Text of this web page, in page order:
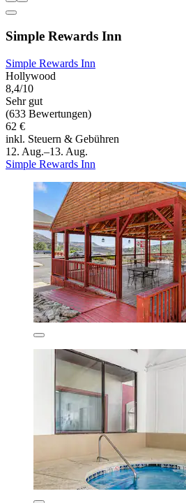
Simple Rewards Inn
Simple Rewards Inn
Hollywood
8,4/10
Sehr gut
(633 Bewertungen)
62 €
inkl. Steuern & Gebühren
12. Aug.–13. Aug.
Simple Rewards Inn